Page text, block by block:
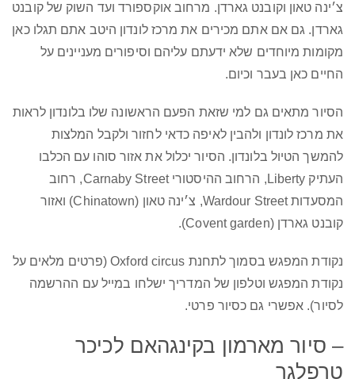
צ׳ינה טאון וקובנט גארדן. מרחוב אוקספורד ועד השוק של קובנט
גארדן. גם אם אתם מכירים את מרכז לונדון היטב אתם תגלו כאן
מקומות מיוחדים שלא ידעתם עליהם וסיפורים מעניינים על
החיים כאן בעבר וכיום.
הסיור מתאים גם למי שזאת הפעם הראשונה שלו בלונדון לראות
את מרכז לונדון ולהבין לאיפה כדאי לחזור ולקבל המלצות
להמשך הטיול בלונדון. הסיור יכלול את אזור סוהו עם הכלבו
העתיק Liberty, הרחוב ההיסטורי Carnaby Street, רחוב
המסעדות Wardour Street, צ׳ינה טאון (Chinatown) ואזור
קובנט גארדן (Covent garden).
נקודת המפגש בסמוך לתחנת Oxford circus (פרטים מלאים על
נקודת המפגש וטלפון של המדריך ישלחו במייל עם ההרשמה
לסיור). אפשרי גם כסיור פרטי.
– סיור מארמון בקינגהאם לכיכר
טרפלגר